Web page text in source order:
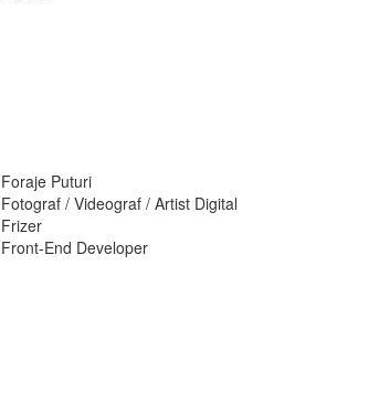
Foraje Puturi
Fotograf / Videograf / Artist Digital
Frizer
Front-End Developer